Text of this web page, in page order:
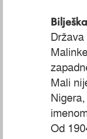
Bilješka
Mali
Od